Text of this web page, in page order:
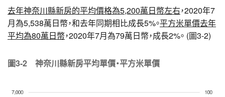
去年神奈川縣新房的平均價格為5,200萬日幣左右，2020年7
月為5,538萬日幣，和去年同期相比成長5%。平方米單價去年
平均為80萬日幣，2020年7月為79萬日幣，成長2%。 (圖3-2)
圖3-2 神奈川縣新房平均單價・平方米單價